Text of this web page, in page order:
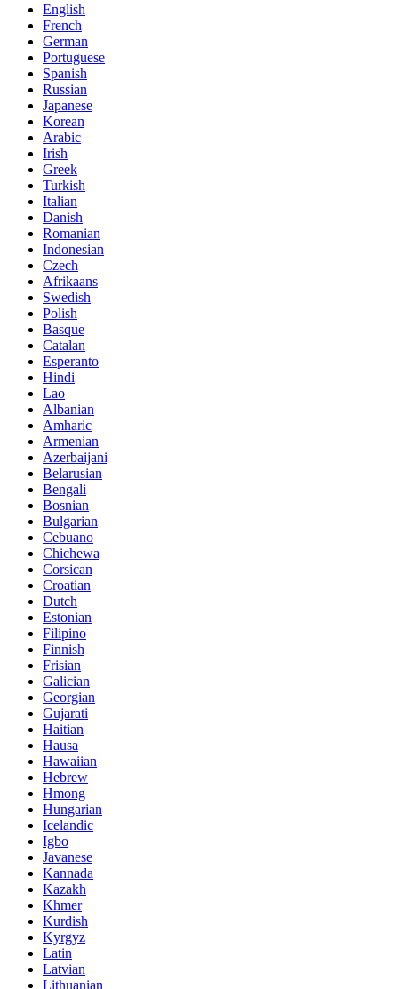
English
French
German
Portuguese
Spanish
Russian
Japanese
Korean
Arabic
Irish
Greek
Turkish
Italian
Danish
Romanian
Indonesian
Czech
Afrikaans
Swedish
Polish
Basque
Catalan
Esperanto
Hindi
Lao
Albanian
Amharic
Armenian
Azerbaijani
Belarusian
Bengali
Bosnian
Bulgarian
Cebuano
Chichewa
Corsican
Croatian
Dutch
Estonian
Filipino
Finnish
Frisian
Galician
Georgian
Gujarati
Haitian
Hausa
Hawaiian
Hebrew
Hmong
Hungarian
Icelandic
Igbo
Javanese
Kannada
Kazakh
Khmer
Kurdish
Kyrgyz
Latin
Latvian
Lithuanian